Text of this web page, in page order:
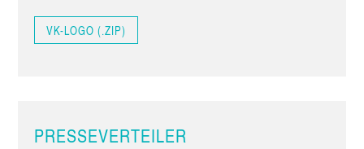
VK-LOGO (.ZIP)
PRES­SE­VER­TEI­LER